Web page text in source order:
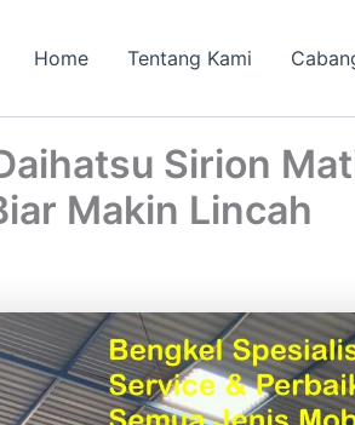
Home Tentang Kami
Sirion
Makin Lincah